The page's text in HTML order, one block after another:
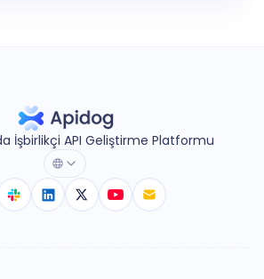
İşbirlikçi API Geliştirme Platformu